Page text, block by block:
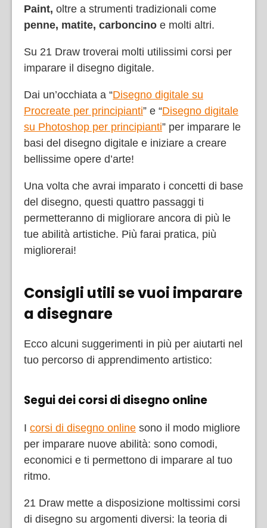
Paint, oltre a strumenti tradizionali come
penne, matite, carboncino e molti altri.
Su 21 Draw troverai molti utilissimi corsi per
imparare il disegno digitale.
Dai un’occhiata a “Disegno digitale su
Procreate per principianti” e “Disegno digitale
su Photoshop per principianti” per imparare le
basi del disegno digitale e iniziare a creare
bellissime opere d’arte!
Una volta che avrai imparato i concetti di base
del disegno, questi quattro passaggi ti
permetteranno di migliorare ancora di più le
tue abilità artistiche. Più farai pratica, più
migliorerai!
Consigli utili se vuoi imparare
a disegnare
Ecco alcuni suggerimenti in più per aiutarti nel
tuo percorso di apprendimento artistico:
Segui dei corsi di disegno online
I corsi di disegno online sono il modo migliore
per imparare nuove abilità: sono comodi,
economici e ti permettono di imparare al tuo
ritmo.
21 Draw mette a disposizione moltissimi corsi
di disegno su argomenti diversi: la teoria di